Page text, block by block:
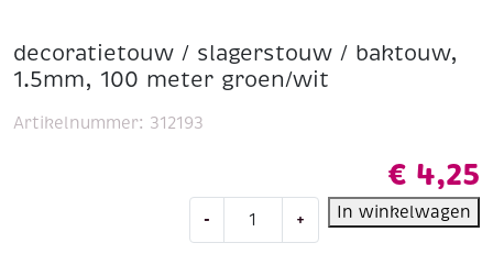
decoratietouw / slagerstouw / baktouw,
1.5mm, 100 meter groen/wit
€ 4,25
- + In winkelwagen
Artikelnummer: 312193